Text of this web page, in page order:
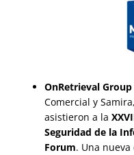
OnRetrieval Group
Comercial y
asistieron a la
Seguridad de la
Forum. Una